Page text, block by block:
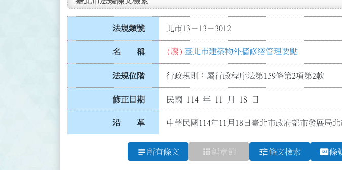
法規類號 北市13－13－3012
名 稱 (廢) 臺北市建築物外牆修繕管理要點
法規位階 行政規則：屬行政程序法第159條第2項第2款
修正日期 民國 114 年 11 月 18 日
沿 革 中華民國114年11月18日臺北市政府都市發展局
subject 所有條文 apps 編章節 tune條文檢索 pin條